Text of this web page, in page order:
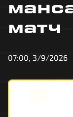
матч
07:00, 3/9/2026